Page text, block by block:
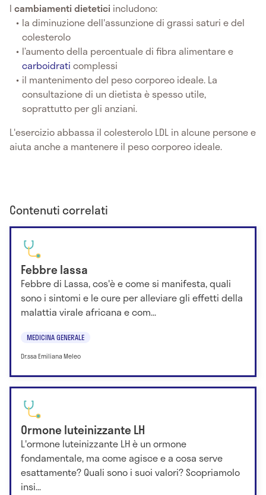
I cambiamenti dietetici includono:
la diminuzione dell'assunzione di grassi saturi e del
colesterolo
l’aumento della percentuale di fibra alimentare e
carboidrati complessi
il mantenimento del peso corporeo ideale. La
consultazione di un dietista è spesso utile,
soprattutto per gli anziani.
L'esercizio abbassa il colesterolo LDL in alcune persone e
aiuta anche a mantenere il peso corporeo ideale.
Contenuti correlati
Febbre lassa
Febbre di Lassa, cos'è e come si manifesta, quali
sono i sintomi e le cure per alleviare gli effetti della
malattia virale africana e com...
MEDICINA GENERALE
Dr.ssa Emiliana Meleo
Ormone luteinizzante LH
L'ormone luteinizzante LH è un ormone
fondamentale, ma come agisce e a cosa serve
esattamente? Quali sono i suoi valori? Scopriamolo
insi...